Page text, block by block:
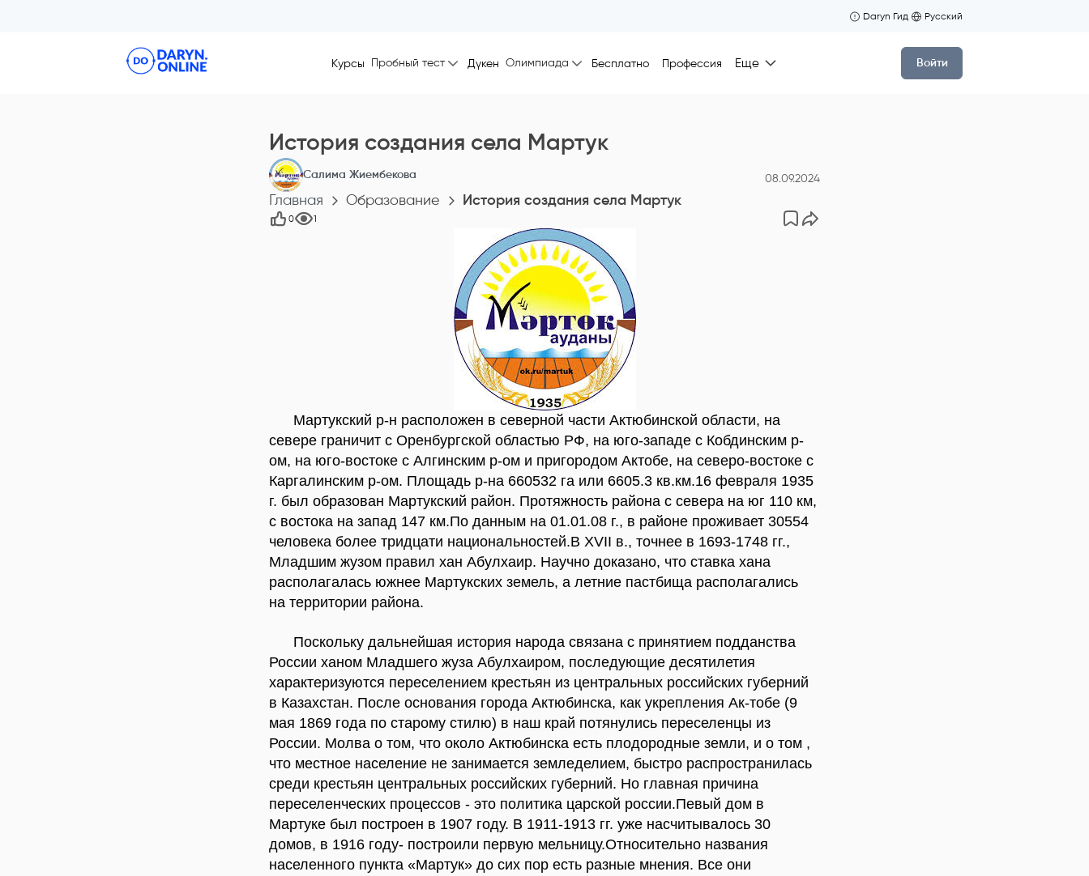
Daryn Гид Русский
Курсы Пробный тест Дүкен Олимпиада Бесплатно Профессия Еще Войти
История создания села Мартук
Салима Жиембекова 08.09.2024
Главная Образование История создания села Мартук
0 1
Мартукский р-н расположен в северной части Актюбинской области, на
севере граничит с Оренбургской областью РФ, на юго-западе с Кобдинским р-
ом, на юго-востоке с Алгинским р-ом и пригородом Актобе, на северо-востоке с
Каргалинским р-ом. Площадь р-на 660532 га или 6605.3 кв.км.16 февраля 1935
г. был образован Мартукский район. Протяжность района с севера на юг 110 км,
с востока на запад 147 км.По данным на 01.01.08 г., в районе проживает 30554
человека более тридцати национальностей.В XVII в., точнее в 1693-1748 гг.,
Младшим жузом правил хан Абулхаир. Научно доказано, что ставка хана
располагалась южнее Мартукских земель, а летние пастбища располагались
на территории района.
Поскольку дальнейшая история народа связана с принятием подданства
России ханом Младшего жуза Абулхаиром, последующие десятилетия
характеризуются переселением крестьян из центральных российских губерний
в Казахстан. После основания города Актюбинска, как укрепления Ак-тобе (9
мая 1869 года по старому стилю) в наш край потянулись переселенцы из
России. Молва о том, что около Актюбинска есть плодородные земли, и о том ,
что местное население не занимается земледелием, быстро распространилась
среди крестьян центральных российских губерний. Но главная причина
переселенческих процессов - это политика царской россии.Певый дом в
Мартуке был построен в 1907 году. В 1911-1913 гг. уже насчитывалось 30
домов, в 1916 году- построили первую мельницу.Относительно названия
населенного пункта «Мартук» до сих пор есть разные мнения. Все они